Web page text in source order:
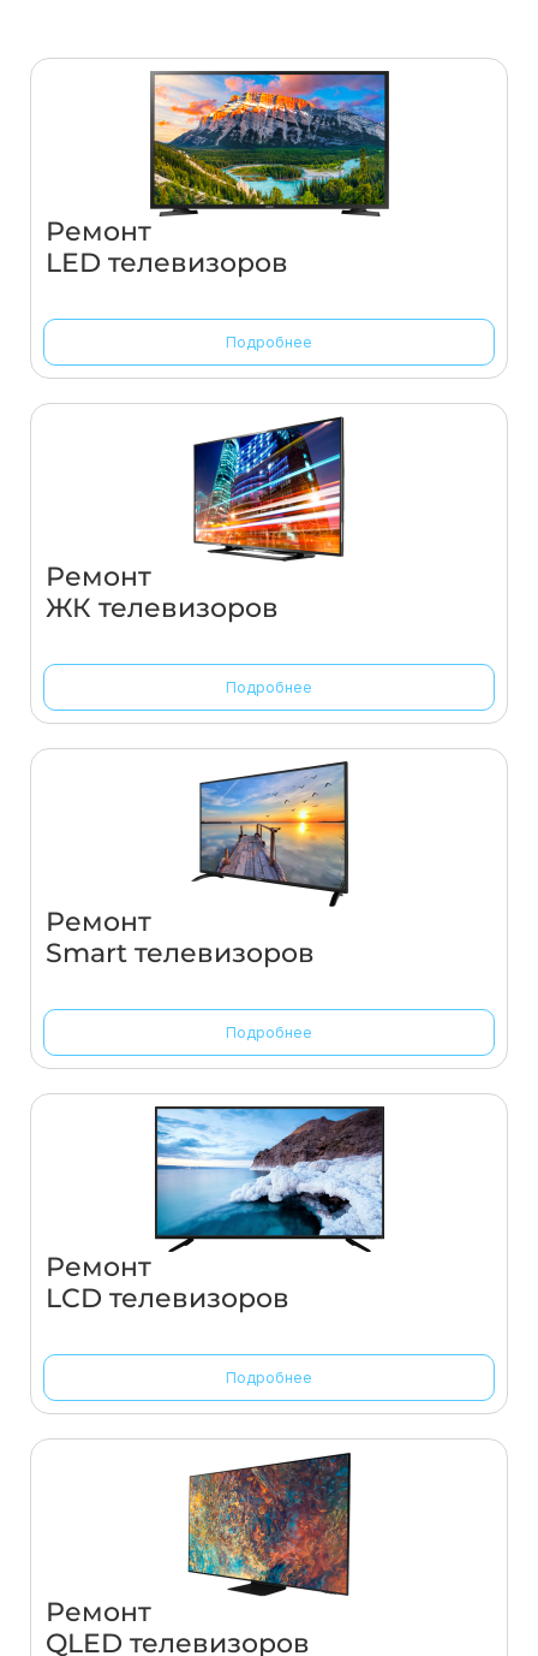
Ремонт
LED телевизоров
Подробнее
Ремонт
ЖК телевизоров
Подробнее
Ремонт
Smart телевизоров
Подробнее
Ремонт
LCD телевизоров
Подробнее
Ремонт
QLED телевизоров